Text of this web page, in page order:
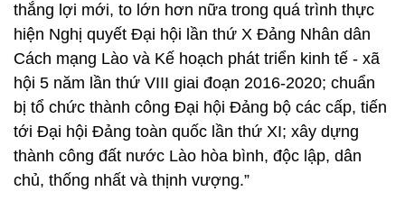
thắng lợi mới, to lớn hơn nữa trong quá trình thực
hiện Nghị quyết Đại hội lần thứ X Đảng Nhân dân
Cách mạng Lào và Kế hoạch phát triển kinh tế - xã
hội 5 năm lần thứ VIII giai đoạn 2016-2020; chuẩn
bị tổ chức thành công Đại hội Đảng bộ các cấp, tiến
tới Đại hội Đảng toàn quốc lần thứ XI; xây dựng
thành công đất nước Lào hòa bình, độc lập, dân
chủ, thống nhất và thịnh vượng.”